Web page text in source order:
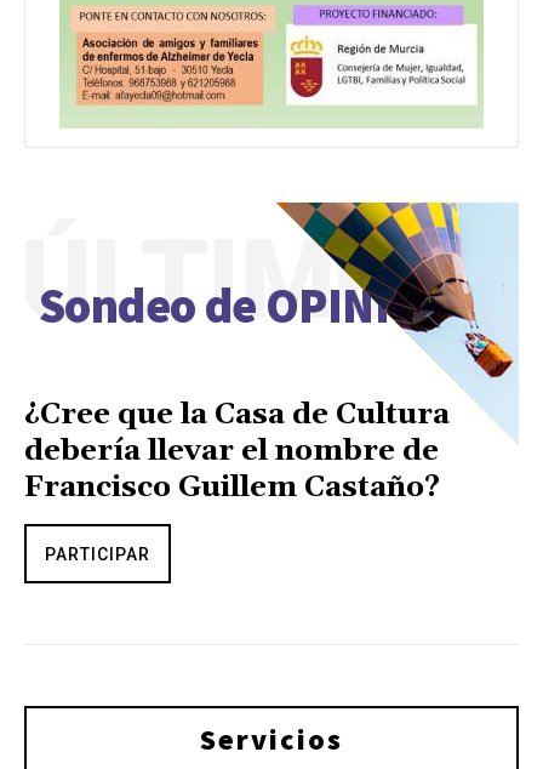
Sondeo de OPINIÓN
ÚLTIMO
¿Cree que la Casa de Cultura
debería llevar el nombre de
Francisco Guillem Castaño?
PARTICIPAR
Servicios